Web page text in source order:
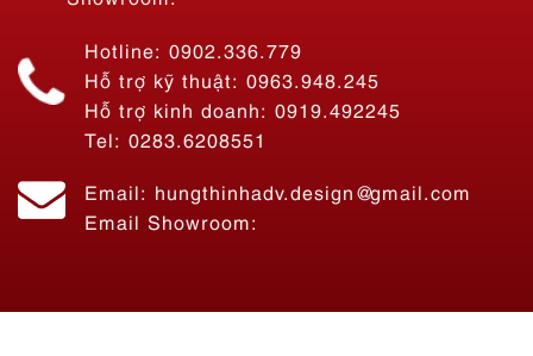
Liên hệ
Hotline: 0902.336.779
Hỗ trợ kỹ thuật: 0963.948.245
Hỗ trợ kinh doanh: 0919.492245
Tel: 0283.6208551
Email: hungthinhadv.design@gmail.com
Email Showroom: